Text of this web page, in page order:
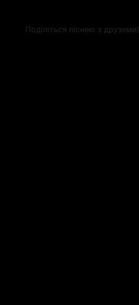
Поділіться піснею з друзями!